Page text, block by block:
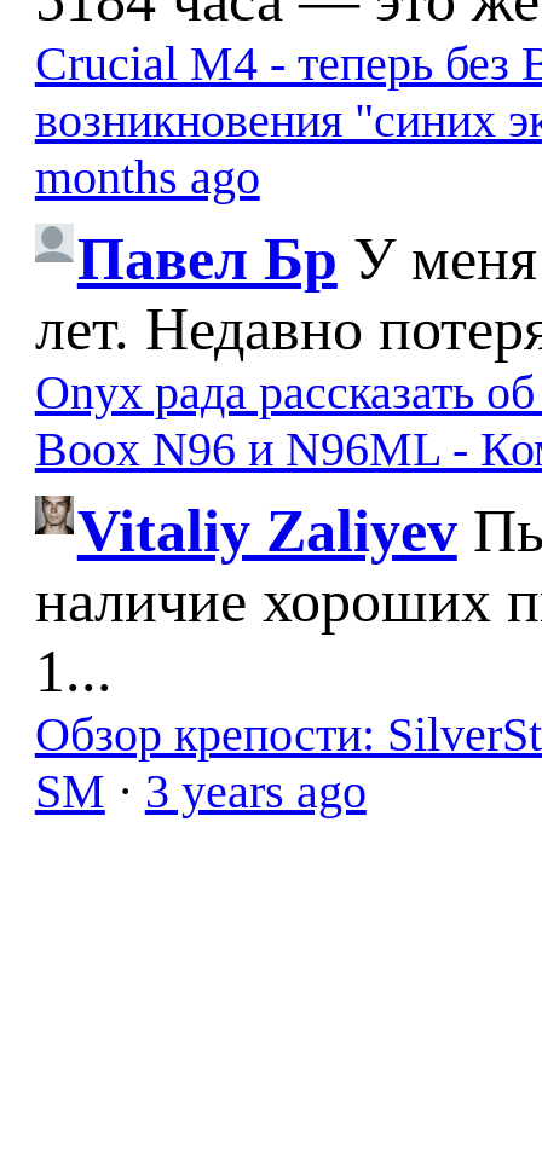
Crucial M4 - теперь без
возникновения "синих
months ago
Павел Бр У меня
лет. Недавно
Onyx рада рассказать
Boox N96 и N96ML -
Vitaliy Zaliyev
наличие хороших
1...
Обзор крепости:
SM · 3 years ago